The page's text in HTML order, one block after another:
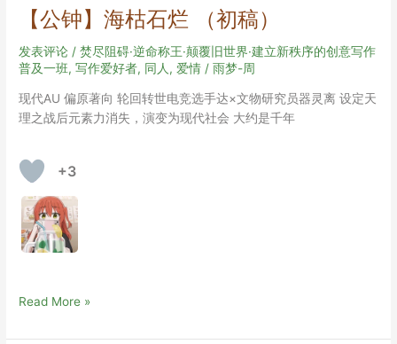
头
脑
暴
【公钟】海枯石烂 （初稿）
发表评论 /焚尽阻碍·逆命称王·颠覆旧世界·建立新秩序的创意写作
普及一班,写作爱好者, 同人 , 爱情 /雨梦-周
现代AU 偏原著向 轮回转世电竞选手达×文物研究员器灵离 设定天
理之战后元素力消失，演变为现代社会 大约是千年
+3
【公
海
Read More »